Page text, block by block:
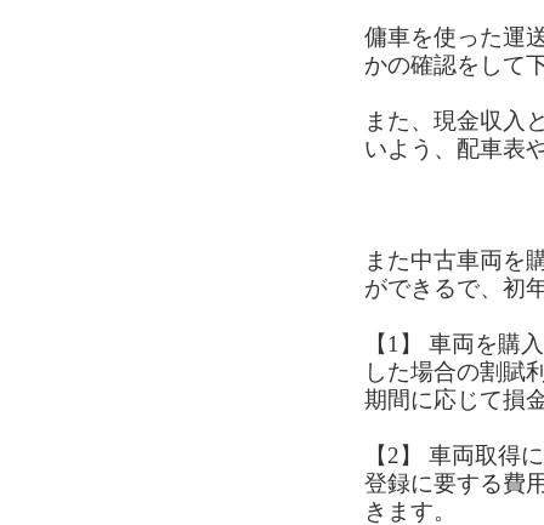
傭車を使った運
かの確認をして
また、現金収入
いよう、配車表
また中古車両を
ができるで、初
【1】 車両を購
した場合の割賦
期間に応じて損
【2】 車両取得
登録に要する費
きます。